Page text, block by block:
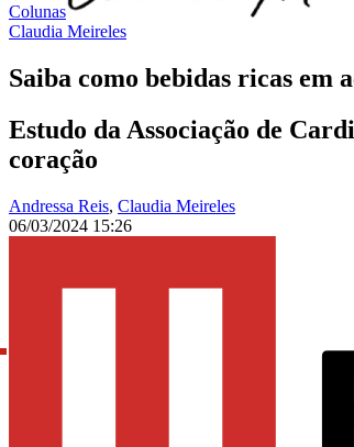
Colunas
Claudia Meireles
Saiba como bebidas ricas em
Estudo da Associação de
coração
Andressa Reis, Claudia Meireles
06/03/2024 15:26